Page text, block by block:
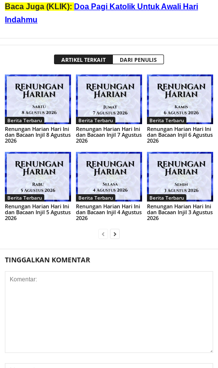
Baca Juga (KLIK): Doa Pagi Katolik Untuk Awali Hari
Indahmu
ARTIKEL TERKAIT DARI PENULIS
Berita Terbaru
Renungan Harian Hari Ini
dan Bacaan Injil 8 Agustus
2026
Berita Terbaru
Renungan Harian Hari Ini
dan Bacaan Injil 7 Agustus
2026
Berita Terbaru
Renungan Harian Hari Ini
dan Bacaan Injil 6 Agustus
2026
Berita Terbaru
Renungan Harian Hari Ini
dan Bacaan Injil 5 Agustus
2026
Berita Terbaru
Renungan Harian Hari Ini
dan Bacaan Injil 4 Agustus
2026
Berita Terbaru
Renungan Harian Hari Ini
dan Bacaan Injil 3 Agustus
2026
TINGGALKAN KOMENTAR